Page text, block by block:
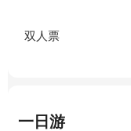
双人票
一日游